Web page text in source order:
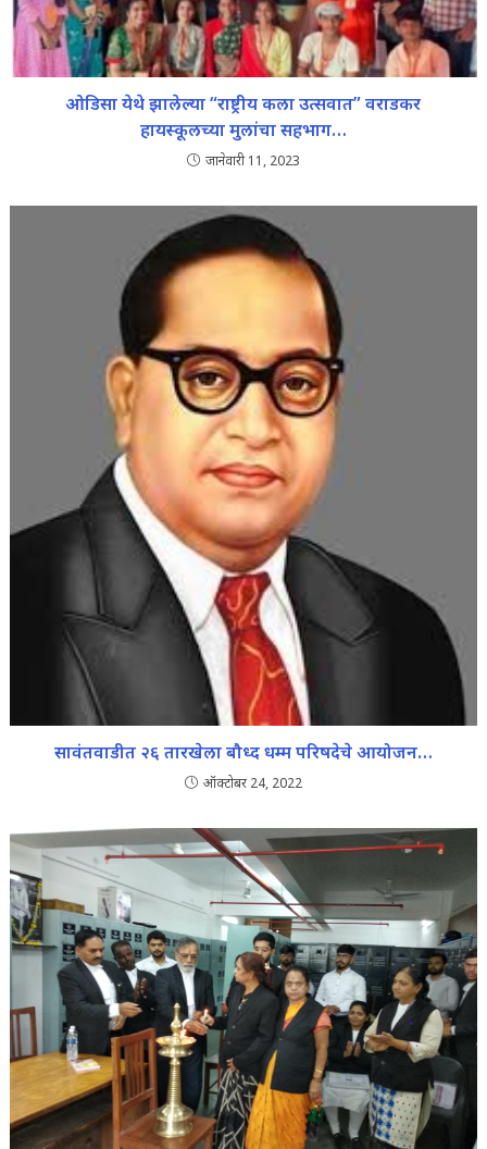
ओडिसा येथे झालेल्या “राष्ट्रीय कला उत्सवात” वराडकर
हायस्कूलच्या मुलांचा सहभाग…
जानेवारी 11, 2023
सावंतवाडीत २६ तारखेला बौध्द धम्म परिषदेचे आयोजन…
ऑक्टोबर 24, 2022